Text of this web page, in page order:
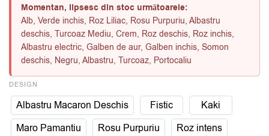
Momentan, lipsesc din stoc următoarele:
Alb, Verde inchis, Roz Liliac, Rosu Purpuriu, Albastru
deschis, Turcoaz Mediu, Crem, Roz deschis, Roz inchis,
Albastru electric, Galben de aur, Galben inchis, Somon
deschis, Negru, Albastru, Turcoaz, Portocaliu
DESIGN
Albastru Macaron Deschis Fistic
Kaki
Maro Pamantiu
Rosu Purpuriu
Roz intens